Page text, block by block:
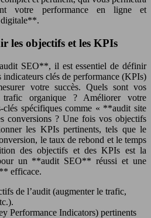
votre performance en ligne et
digitale**.
les objectifs et les KPIs
SEO**, il est essentiel de définir
clés de performance (KPIs)
votre succès. Quels sont vos
organique ? Améliorer votre
clés spécifiques comme « **audit site
conversions ? Une fois vos objectifs
les KPIs pertinents, tels que le
le taux de rebond et le temps
des objectifs et des KPIs est la
un **audit SEO** réussi et une
efficace.
de l’audit (augmenter le trafic,
Performance Indicators) pertinents